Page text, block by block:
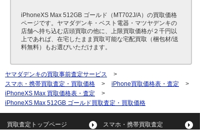
iPhoneXS Max 512GB ゴールド（MT702J/A）の買取価格
ページです。ヤマダデンキ・ベスト電器・マツヤデンキの
店舗へ持ち込む店頭買取の他に、上限買取価格が２千円以
上であれば、在宅したまま買取可能な宅配買取（梱包材/送
料無料）もお選びいただけます。
ヤマダデンキの買取事前査定サービス
>
スマホ・携帯買取査定・買取価格
> iPhone買取価格表・査定
>
iPhoneXS Max 買取価格表・査定
>
iPhoneXS Max 512GB ゴールド買取査定・買取価格
買取査定トップページ スマホ・携帯買取査定